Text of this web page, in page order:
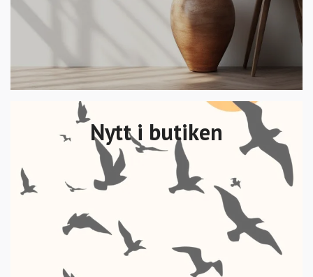
Nytt i butiken